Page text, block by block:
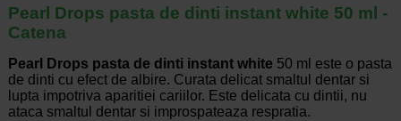
Pearl Drops pasta de dinti instant white 50 ml -
Catena
Pearl Drops pasta de dinti instant white 50 ml este o pasta
de dinti cu efect de albire. Curata delicat smaltul dentar si
lupta impotriva aparitiei cariilor. Este delicata cu dintii, nu
ataca smaltul dentar si improspateaza respratia.